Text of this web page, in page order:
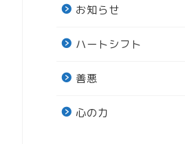
お知らせ
ハートシフト
善悪
心の力